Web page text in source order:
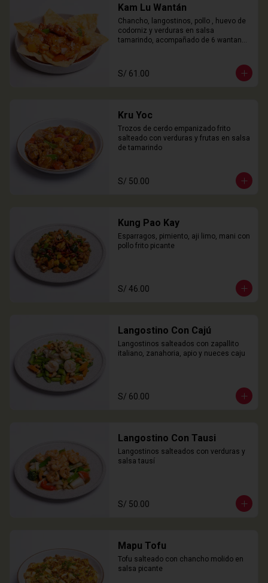
Kam Lu Wantán
Chancho, langostinos, pollo , huevo de
codorniz y verduras en salsa
tamarindo, acompañado de 6 wantanes
S/ 61.00
Kru Yoc
Trozos de cerdo empanizado frito
salteado con verduras y frutas en salsa
de tamarindo
S/ 50.00
Kung Pao Kay
Esparragos, pimiento, aji limo, mani con
pollo frito picante
S/ 46.00
Langostino Con Cajú
Langostinos salteados con zapallito
italiano, zanahoria, apio y nueces caju
S/ 60.00
Langostino Con Tausi
Langostinos salteados con verduras y
salsa tausí
S/ 50.00
Mapu Tofu
Tofu salteado con chancho molido en
salsa picante